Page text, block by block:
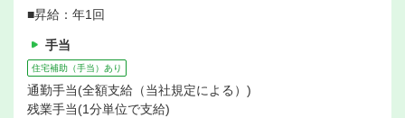
■昇給：年1回
手当
住宅補助（手当）あり
通勤手当(全額支給（当社規定による）)
残業手当(1分単位で支給)